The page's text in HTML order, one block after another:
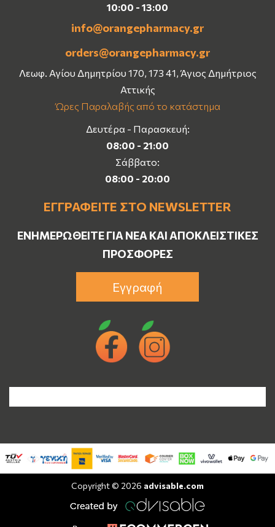
10:00 - 13:00
info@orangepharmacy.gr
orders@orangepharmacy.gr
Λεωφ. Αγίου Δημητρίου 170, 173 41, Άγιος Δημήτριος
Αττικής
Ώρες Παραλαβής από το κατάστημα
Δευτέρα - Παρασκευή:
08:00 - 21:00
Σάββατο:
08:00 - 20:00
ΕΓΓΡΑΦΕΊΤΕ ΣΤΟ NEWSLETTER
ΕΝΗΜΕΡΩΘΕΊΤΕ ΓΙΑ ΝΈΑ ΚΑΙ ΑΠΟΚΛΕΙΣΤΙΚΈΣ
ΠΡΟΣΦΟΡΈΣ
Εγγραφή
Copyright © 2026 advisable.com